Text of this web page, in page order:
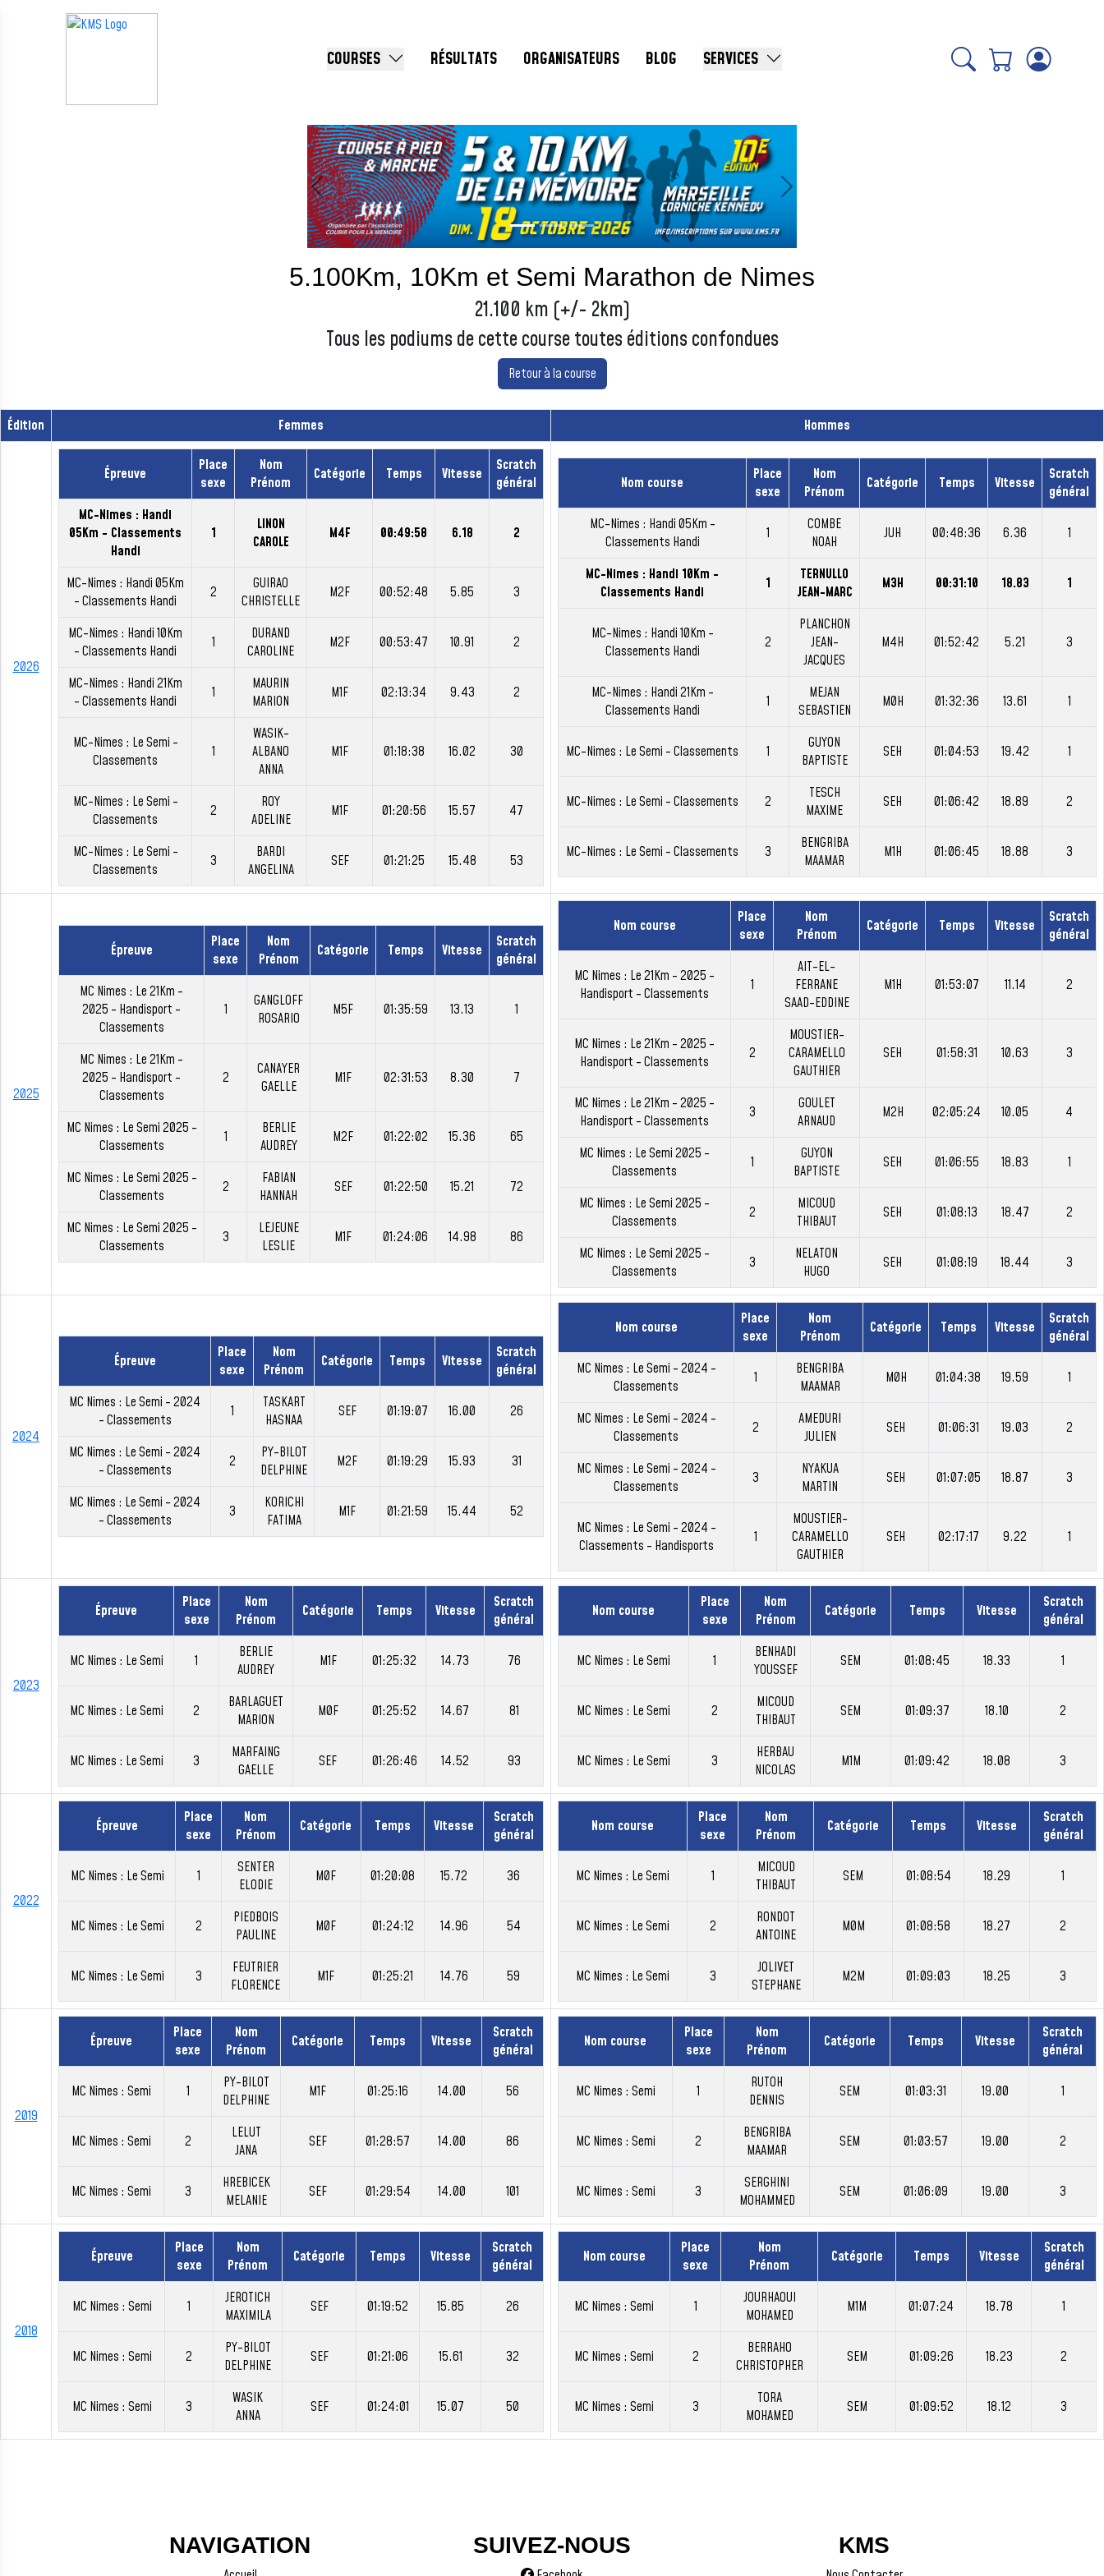
COURSES RÉSULTATS ORGANISATEURS BLOG SERVICES
Précédent Suivant
5.100Km, 10Km et Semi Marathon de Nimes
21.100 km (+/- 2km)
Tous les podiums de cette course toutes éditions confondues
Retour à la course
Édition Femmes Hommes
2026
Épreuve
Place
sexe
Nom
Prénom
Catégorie Temps Vitesse
Scratch
général
MC-Nimes : Handi
05Km - Classements
Handi
1
LINON
CAROLE
M4F 00:49:58 6.18 2
MC-Nimes : Handi 05Km
- Classements Handi
2
GUIRAO
CHRISTELLE
M2F 00:52:48 5.85 3
MC-Nimes : Handi 10Km
- Classements Handi
1
DURAND
CAROLINE
M2F 00:53:47 10.91 2
MC-Nimes : Handi 21Km
- Classements Handi
1
MAURIN
MARION
M1F 02:13:34 9.43 2
MC-Nimes : Le Semi -
Classements
1
WASIK-
ALBANO
ANNA
M1F 01:18:38 16.02 30
MC-Nimes : Le Semi -
Classements
2
ROY
ADELINE
M1F 01:20:56 15.57 47
MC-Nimes : Le Semi -
Classements
3
BARDI
ANGELINA
SEF 01:21:25 15.48 53
Nom course
Place
sexe
Nom
Prénom
Catégorie Temps Vitesse
Scratch
général
MC-Nimes : Handi 05Km -
Classements Handi
1
COMBE
NOAH
JUH 00:48:36 6.36 1
MC-Nimes : Handi 10Km -
Classements Handi
1
TERNULLO
JEAN-MARC
M3H 00:31:10 18.83 1
MC-Nimes : Handi 10Km -
Classements Handi
2
PLANCHON
JEAN-
JACQUES
M4H 01:52:42 5.21 3
MC-Nimes : Handi 21Km -
Classements Handi
1
MEJAN
SEBASTIEN
M0H 01:32:36 13.61 1
MC-Nimes : Le Semi - Classements 1
GUYON
BAPTISTE
SEH 01:04:53 19.42 1
MC-Nimes : Le Semi - Classements 2
TESCH
MAXIME
SEH 01:06:42 18.89 2
MC-Nimes : Le Semi - Classements 3
BENGRIBA
MAAMAR
M1H 01:06:45 18.88 3
2025
Épreuve
Place
sexe
Nom
Prénom
Catégorie Temps Vitesse
Scratch
général
MC Nimes : Le 21Km -
2025 - Handisport -
Classements
1
GANGLOFF
ROSARIO
M5F 01:35:59 13.13 1
MC Nimes : Le 21Km -
2025 - Handisport -
Classements
2
CANAYER
GAELLE
M1F 02:31:53 8.30 7
MC Nimes : Le Semi 2025 -
Classements
1
BERLIE
AUDREY
M2F 01:22:02 15.36 65
MC Nimes : Le Semi 2025 -
Classements
2
FABIAN
HANNAH
SEF 01:22:50 15.21 72
MC Nimes : Le Semi 2025 -
Classements
3
LEJEUNE
LESLIE
M1F 01:24:06 14.98 86
Nom course
Place
sexe
Nom
Prénom
Catégorie Temps Vitesse
Scratch
général
MC Nimes : Le 21Km - 2025 -
Handisport - Classements
1
AIT-EL-
FERRANE
SAAD-EDDINE
M1H 01:53:07 11.14 2
MC Nimes : Le 21Km - 2025 -
Handisport - Classements
2
MOUSTIER-
CARAMELLO
GAUTHIER
SEH 01:58:31 10.63 3
MC Nimes : Le 21Km - 2025 -
Handisport - Classements
3
GOULET
ARNAUD
M2H 02:05:24 10.05 4
MC Nimes : Le Semi 2025 -
Classements
1
GUYON
BAPTISTE
SEH 01:06:55 18.83 1
MC Nimes : Le Semi 2025 -
Classements
2
MICOUD
THIBAUT
SEH 01:08:13 18.47 2
MC Nimes : Le Semi 2025 -
Classements
3
NELATON
HUGO
SEH 01:08:19 18.44 3
2024
Épreuve
Place
sexe
Nom
Prénom
Catégorie Temps Vitesse
Scratch
général
MC Nimes : Le Semi - 2024
- Classements
1
TASKART
HASNAA
SEF 01:19:07 16.00 26
MC Nimes : Le Semi - 2024
- Classements
2
PY-BILOT
DELPHINE
M2F 01:19:29 15.93 31
MC Nimes : Le Semi - 2024
- Classements
3
KORICHI
FATIMA
M1F 01:21:59 15.44 52
Nom course
Place
sexe
Nom
Prénom
Catégorie Temps Vitesse
Scratch
général
MC Nimes : Le Semi - 2024 -
Classements
1
BENGRIBA
MAAMAR
M0H 01:04:38 19.59 1
MC Nimes : Le Semi - 2024 -
Classements
2
AMEDURI
JULIEN
SEH 01:06:31 19.03 2
MC Nimes : Le Semi - 2024 -
Classements
3
NYAKUA
MARTIN
SEH 01:07:05 18.87 3
MC Nimes : Le Semi - 2024 -
Classements - Handisports
1
MOUSTIER-
CARAMELLO
GAUTHIER
SEH 02:17:17 9.22 1
2023
Épreuve
Place
sexe
Nom
Prénom
Catégorie Temps Vitesse
Scratch
général
MC Nimes : Le Semi 1
BERLIE
AUDREY
M1F 01:25:32 14.73 76
MC Nimes : Le Semi 2
BARLAGUET
MARION
M0F 01:25:52 14.67 81
MC Nimes : Le Semi 3
MARFAING
GAELLE
SEF 01:26:46 14.52 93
Nom course
Place
sexe
Nom
Prénom
Catégorie Temps Vitesse
Scratch
général
MC Nimes : Le Semi 1
BENHADI
YOUSSEF
SEM 01:08:45 18.33 1
MC Nimes : Le Semi 2
MICOUD
THIBAUT
SEM 01:09:37 18.10 2
MC Nimes : Le Semi 3
HERBAU
NICOLAS
M1M 01:09:42 18.08 3
2022
Épreuve
Place
sexe
Nom
Prénom
Catégorie Temps Vitesse
Scratch
général
MC Nimes : Le Semi 1
SENTER
ELODIE
M0F 01:20:08 15.72 36
MC Nimes : Le Semi 2
PIEDBOIS
PAULINE
M0F 01:24:12 14.96 54
MC Nimes : Le Semi 3
FEUTRIER
FLORENCE
M1F 01:25:21 14.76 59
Nom course
Place
sexe
Nom
Prénom
Catégorie Temps Vitesse
Scratch
général
MC Nimes : Le Semi 1
MICOUD
THIBAUT
SEM 01:08:54 18.29 1
MC Nimes : Le Semi 2
RONDOT
ANTOINE
M0M 01:08:58 18.27 2
MC Nimes : Le Semi 3
JOLIVET
STEPHANE
M2M 01:09:03 18.25 3
2019
Épreuve
Place
sexe
Nom
Prénom
Catégorie Temps Vitesse
Scratch
général
MC Nimes : Semi 1
PY-BILOT
DELPHINE
M1F 01:25:16 14.00 56
MC Nimes : Semi 2
LELUT
JANA
SEF 01:28:57 14.00 86
MC Nimes : Semi 3
HREBICEK
MELANIE
SEF 01:29:54 14.00 101
Nom course
Place
sexe
Nom
Prénom
Catégorie Temps Vitesse
Scratch
général
MC Nimes : Semi 1
RUTOH
DENNIS
SEM 01:03:31 19.00 1
MC Nimes : Semi 2
BENGRIBA
MAAMAR
SEM 01:03:57 19.00 2
MC Nimes : Semi 3
SERGHINI
MOHAMMED
SEM 01:06:09 19.00 3
2018
Épreuve
Place
sexe
Nom
Prénom
Catégorie Temps Vitesse
Scratch
général
MC Nimes : Semi 1
JEROTICH
MAXIMILA
SEF 01:19:52 15.85 26
MC Nimes : Semi 2
PY-BILOT
DELPHINE
SEF 01:21:06 15.61 32
MC Nimes : Semi 3
WASIK
ANNA
SEF 01:24:01 15.07 50
Nom course
Place
sexe
Nom
Prénom
Catégorie Temps Vitesse
Scratch
général
MC Nimes : Semi 1
JOURHAOUI
MOHAMED
M1M 01:07:24 18.78 1
MC Nimes : Semi 2
BERRAHO
CHRISTOPHER
SEM 01:09:26 18.23 2
MC Nimes : Semi 3
TORA
MOHAMED
SEM 01:09:52 18.12 3
NAVIGATION SUIVEZ-NOUS KMS
Panneau de gestion des cookies